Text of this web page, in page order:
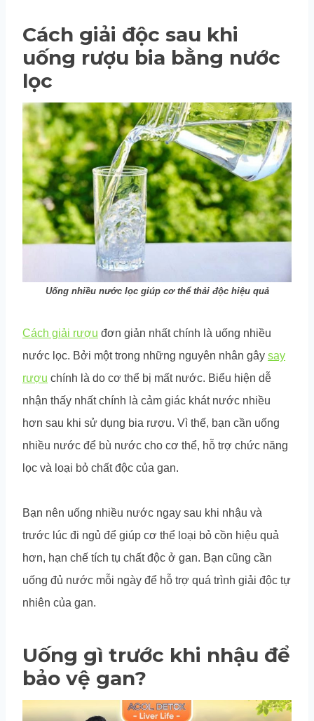
Cách giải độc sau khi
uống rượu bia bằng nước
lọc
Uống nhiều nước lọc giúp cơ thể thải độc hiệu quả
Cách giải rượu đơn giản nhất chính là uống nhiều
nước lọc. Bởi một trong những nguyên nhân gây say
rượu chính là do cơ thể bị mất nước. Biểu hiện dễ
nhận thấy nhất chính là cảm giác khát nước nhiều
hơn sau khi sử dụng bia rượu. Vì thế, bạn cần uống
nhiều nước để bù nước cho cơ thể, hỗ trợ chức năng
lọc và loại bỏ chất độc của gan.
Bạn nên uống nhiều nước ngay sau khi nhậu và
trước lúc đi ngủ để giúp cơ thể loại bỏ cồn hiệu quả
hơn, hạn chế tích tụ chất độc ở gan. Bạn cũng cần
uống đủ nước mỗi ngày để hỗ trợ quá trình giải độc tự
nhiên của gan.
Uống gì trước khi nhậu để
bảo vệ gan?